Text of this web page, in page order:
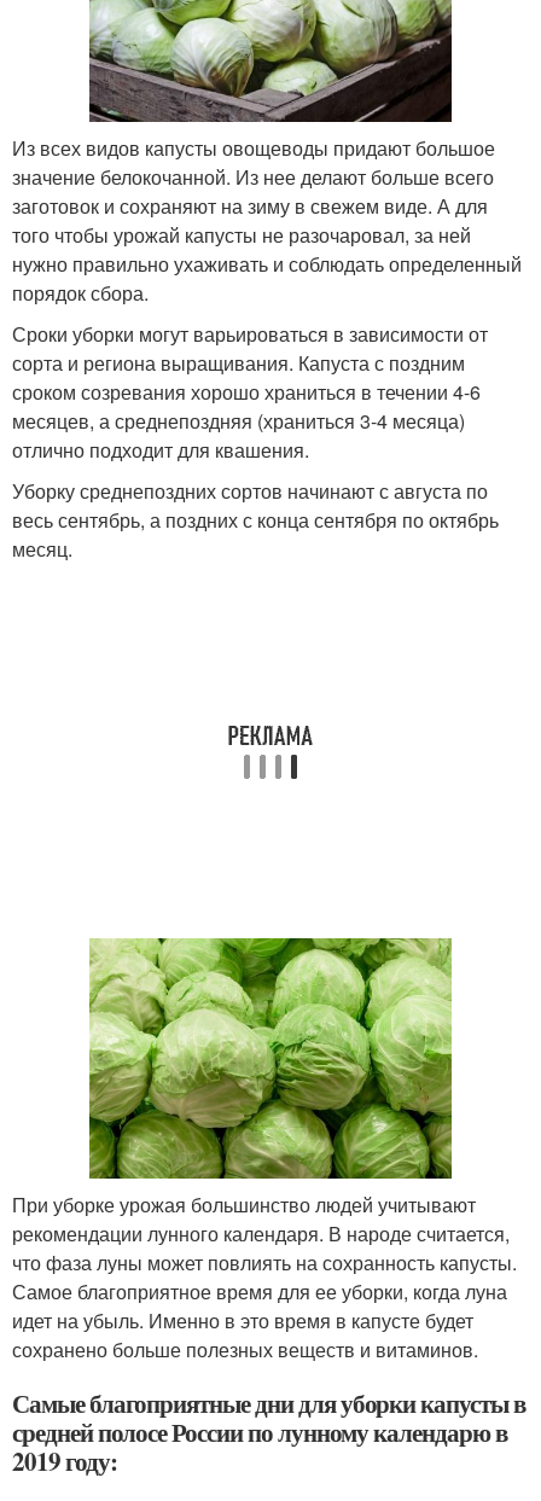
Из всех видов капусты овощеводы придают большое
значение белокочанной. Из нее делают больше всего
заготовок и сохраняют на зиму в свежем виде. А для
того чтобы урожай капусты не разочаровал, за ней
нужно правильно ухаживать и соблюдать определенный
порядок сбора.
Сроки уборки могут варьироваться в зависимости от
сорта и региона выращивания. Капуста с поздним
сроком созревания хорошо храниться в течении 4-6
месяцев, а среднепоздняя (храниться 3-4 месяца)
отлично подходит для квашения.
Уборку среднепоздних сортов начинают с августа по
весь сентябрь, а поздних с конца сентября по октябрь
месяц.
При уборке урожая большинство людей учитывают
рекомендации лунного календаря. В народе считается,
что фаза луны может повлиять на сохранность капусты.
Самое благоприятное время для ее уборки, когда луна
идет на убыль. Именно в это время в капусте будет
сохранено больше полезных веществ и витаминов.
Самые благоприятные дни для уборки капусты в
средней полосе России по лунному календарю в
2019 году: